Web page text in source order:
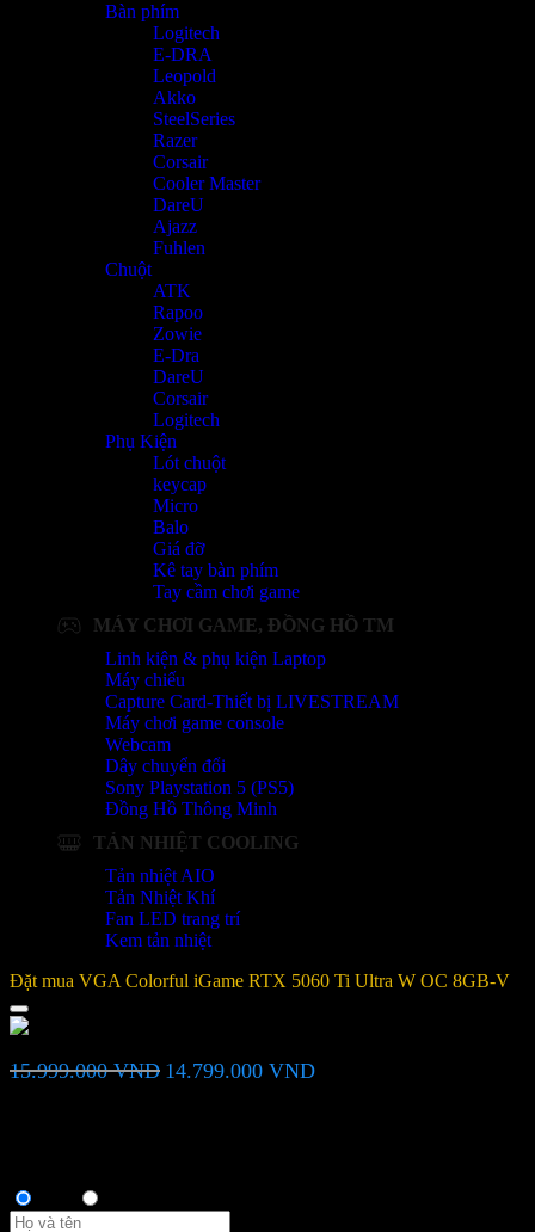
Bàn phím
Logitech
E-DRA
Leopold
Akko
SteelSeries
Razer
Corsair
Cooler Master
DareU
Ajazz
Fuhlen
Chuột
ATK
Rapoo
Zowie
E-Dra
DareU
Corsair
Logitech
Phụ Kiện
Lót chuột
keycap
Micro
Balo
Giá đỡ
Kê tay bàn phím
Tay cầm chơi game
MÁY CHƠI GAME, ĐỒNG HỒ TM
Linh kiện & phụ kiện Laptop
Máy chiếu
Capture Card-Thiết bị LIVESTREAM
Máy chơi game console
Webcam
Dây chuyển đổi
Sony Playstation 5 (PS5)
Đồng Hồ Thông Minh
TẢN NHIỆT COOLING
Tản nhiệt AIO
Tản Nhiệt Khí
Fan LED trang trí
Kem tản nhiệt
Đặt mua VGA Colorful iGame RTX 5060 Ti Ultra W OC 8GB-V
15.999.000VND Giá
14.799.000 VNDGiá